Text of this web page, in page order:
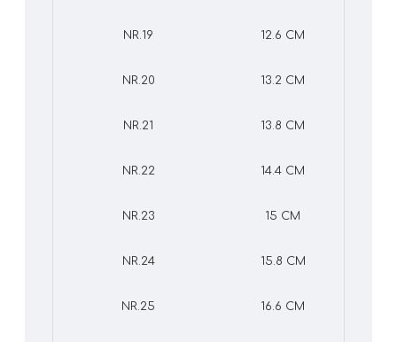
NR.19 12.6 CM
NR.20 13.2 CM
NR.21 13.8 CM
NR.22 14.4 CM
NR.23 15 CM
NR.24 15.8 CM
NR.25 16.6 CM